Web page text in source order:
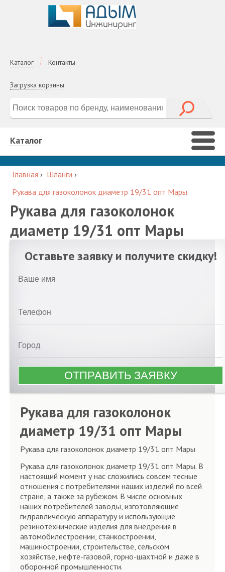
Каталог Контакты
Загрузка корзины
Каталог
Главная › Шланги ›
Рукава для газоколонок диаметр 19/31 опт Мары
Рукава для газоколонок
диаметр 19/31 опт Мары
Оставьте заявку и получите скидку!
Рукава для газоколонок
диаметр 19/31 опт Мары
Рукава для газоколонок диаметр 19/31 опт Мары
Рукава для газоколонок диаметр 19/31 опт Мары. В
настоящий момент у нас сложились совсем тесные
отношения с потребителями наших изделий по всей
стране, а также за рубежом. В числе основных
наших потребителей заводы, изготовляющие
гидравлическую аппаратуру и использующие
резинотехнические изделия для внедрения в
автомобилестроении, станкостроении,
машиностроении, строительстве, сельском
хозяйстве, нефте-газовой, горно-шахтной и даже в
оборонной промышленности.